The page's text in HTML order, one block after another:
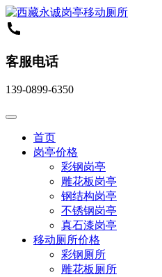
客服电话
139-0899-6350
首页
岗亭价格
彩钢岗亭
雕花板岗亭
钢结构岗亭
不锈钢岗亭
真石漆岗亭
移动厕所价格
彩钢厕所
雕花板厕所